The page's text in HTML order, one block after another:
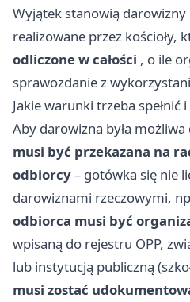
Wyjątek stanowią
realizowane przez kościoły,
odliczone w całości , o ile
sprawozdanie z
Jakie warunki trzeba
Aby darowizna była
musi być przekazana na
odbiorcy– gotówka się nie
darowiznami rzeczowymi,
odbiorca musi być
wpisaną do rejestru OPP,
lub instytucją publiczną
musi zostać